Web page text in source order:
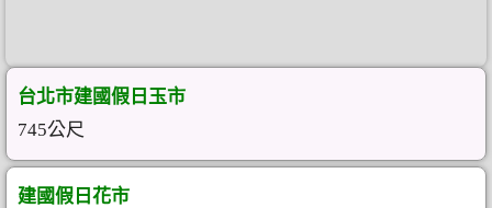
台北市建國假日玉市
745公尺
建國假日花市